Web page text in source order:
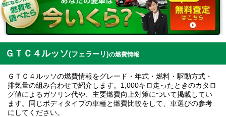
ＧＴＣ４ルッソ(フェラーリ)の燃費情報
ＧＴＣ４ルッソの燃費情報をグレード・年式・燃料・駆動方式・
排気量の組み合わせで紹介します。1,000キロ走ったときのカタロ
グ値によるガソリン代や、主要燃費向上対策について掲載してい
ます。同じボディタイプの車種と燃費比較をして、車選びの参考
にしてください。